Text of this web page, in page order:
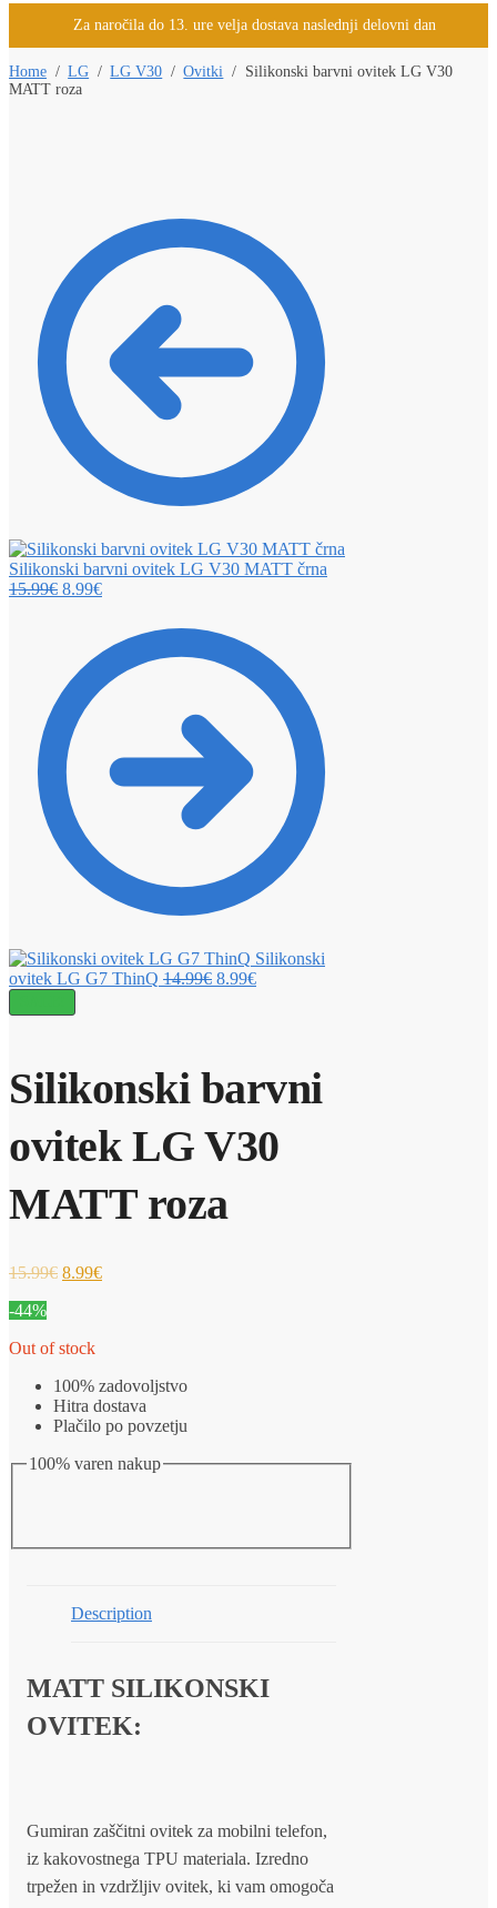
Za naročila do 13. ure velja dostava naslednji delovni dan
Home / LG / LG V30 / Ovitki /
Silikonski barvni ovitek LG V30
MATT roza
Silikonski barvni ovitek LG V30 MATT črna
15.99€ 8.99€
Silikonski
ovitek LG G7 ThinQ 14.99€ 8.99€
Silikonski barvni
ovitek LG V30
MATT roza
15.99€ 8.99€
-44%
Out of stock
100% zadovoljstvo
Hitra dostava
Plačilo po povzetju
100% varen nakup
Description
MATT SILIKONSKI
OVITEK:
Gumiran zaščitni ovitek za mobilni telefon,
iz kakovostnega TPU materiala. Izredno
trpežen in vzdržljiv ovitek, ki vam omogoča